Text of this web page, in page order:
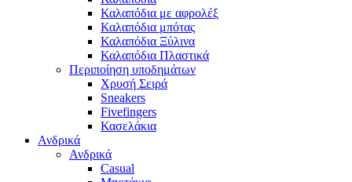
Καλαπόδια με αφρολέξ
Καλαπόδια μπότας
Καλαπόδια Ξύλινα
Καλαπόδια Πλαστικά
Περιποίηση υποδημάτων
Χρυσή Σειρά
Sneakers
Fivefingers
Κασελάκια
Ανδρικά
Ανδρικά
Casual